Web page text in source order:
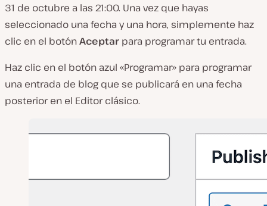
31 de octubre a las 21:00. Una vez que hayas
seleccionado una fecha y una hora, simplemente haz
clic en el botónAceptar para programar tu entrada.
Haz clic en el botón azul «Programar» para programar
una entrada de blog que se publicará en una fecha
posterior en el Editor clásico.